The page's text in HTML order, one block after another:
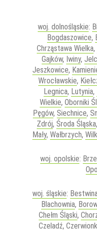
woj. dolnośląskie:
Bogdaszowice,
Chrząstawa Wielka,
Gajków, Iwiny,
Jeszkowice,
Wrocławskie,
Legnica, Lutynia,
Wielkie, Oborniki
Pęgów, Siechnice,
Zdrój, Środa Śląska,
Mały, Wałbrzych,
woj. opolskie:
woj. śląskie:
Blachownia,
Chełm Śląski,
Czeladź,